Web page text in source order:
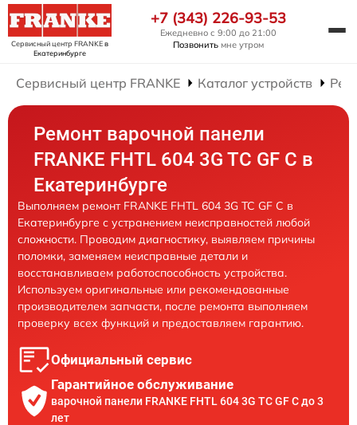
Сервисный центр FRANKEв
Екатеринбурге
+7 (343) 226-93-53
Ежедневно с 9:00 до 21:00
Позвонить мне утром
Сервисный центр FRANKE Каталог устройств
Ремонт варочной панели
FRANKE FHTL 604 3G TC GF C в
Екатеринбурге
Выполняем ремонт FRANKE FHTL 604 3G TC GF C в
Екатеринбурге с устранением неисправностей любой
сложности. Проводим диагностику, выявляем причины
поломки, заменяем неисправные детали и
восстанавливаем работоспособность устройства.
Используем оригинальные или рекомендованные
производителем запчасти, после ремонта выполняем
проверку всех функций и предоставляем гарантию.
Официальный сервис
Гарантийное обслуживание
варочной панели FRANKE FHTL 604 3G TC GF C до 3
лет